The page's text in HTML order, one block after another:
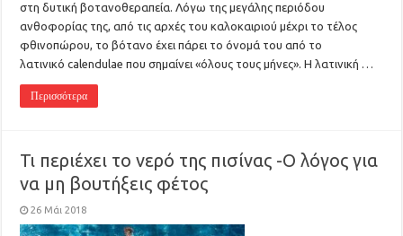
στη δυτική βοτανοθεραπεία. Λόγω της μεγάλης περιόδου
ανθοφορίας της, από τις αρχές του καλοκαιριού μέχρι το τέλος
φθινοπώρου, το βότανο έχει πάρει το όνομά του από το
λατινικό calendulae που σημαίνει «όλους τους μήνες». Η λατινική …
Περισσότερα
Τι περιέχει το νερό της πισίνας -Ο λόγος για
να μη βουτήξεις φέτος
26 Μάι 2018